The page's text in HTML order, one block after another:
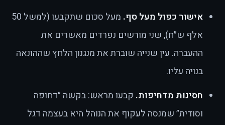
אישור כפול מעל סף.
מעל סכום שתקבעו (למשל 50
אלף ש״ח), שני מורשים נפרדים מאשרים את
ההעברה. עין שנייה שוברת את מנגנון הלחץ שההונאה
בנויה עליו.
חסינות מדחיפות. קבעו מראש: בקשה ״דחופה
וסודית״ שמנסה לעקוף את הנוהל היא בעצמה דגל